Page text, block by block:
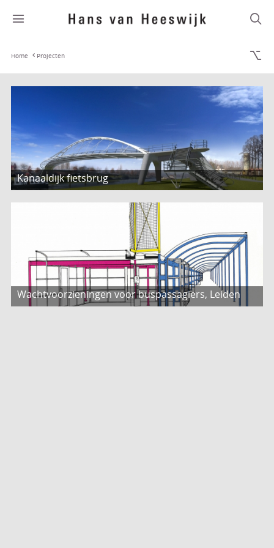
Home Projecten
Kanaaldijk fietsbrug
Wachtvoorzieningen voor buspassagiers, Leiden